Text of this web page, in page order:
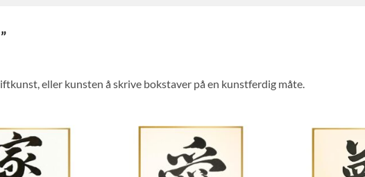
eller kunsten å skrive bokstaver på en kunstferdig måte.